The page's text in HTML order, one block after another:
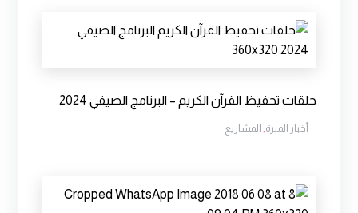
حلقات تحفيظ القرآن الكريم – البرنامج الصيفي 2024
أخبار المبرة, المشاريع